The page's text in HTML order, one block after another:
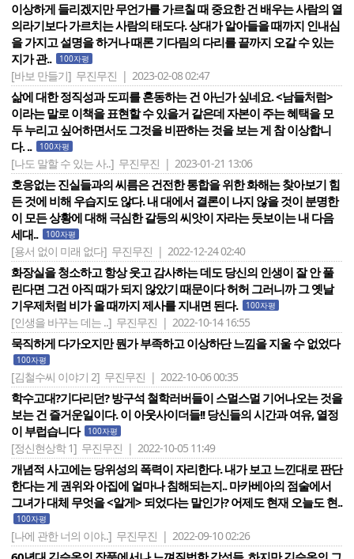
이상하게 들리겠지만 무언가를 가르칠 때 중요한 건 배우는 사람의 열
의라기보다 가르치는 사람의 태도다. 상대가 알아들을 때까지 인내심
을 가지고 설명을 하거나 때론 기다림의 다리를 끝까지 오갈 수 있는
지가 관..
100자평
[바보 만들기] 무진무진 | 2023-02-08 02:47
삶에 대한 정직성과 도피를 혼동하는 건 아닌가 싶네요. <남들처럼>
이라는 말로 이책을 표현할 수 있을거 같은데 자본이 주는 혜택을 모
두 누리고 싶어하면서도 그것을 비판하는 것을 보는 게 참 이상합니
다. ..
100자평
[나도 말할 수 있는 사..] 무진무진 | 2023-01-21 13:06
호응없는 진실들과의 씨름은 건전한 통합을 위한 화해는 찾아보기 힘
든 것에 비해 우습지도 않다. 내 대에서 결론이 나지 않을 것이 분명한
이 모든 상황에 대해 극심한 갈등의 씨앗이 자라는 듯보이는 내 다음
세대..
100자평
[용서 없이 미래 없다] 무진무진 | 2022-12-24 02:40
화장실을 청소하고 항상 웃고 감사하는 데도 당신의 인생이 잘 안 풀
린다면 그건 아직 때가 되지 않았기 때문이다 허허 그러니까 그 옛날
기우제처럼 비가 올 때까지 제사를 지내면 된다.
100자평
[인생을 바꾸는 데는 ..] 무진무진 | 2022-10-14 16:55
묵직하게 다가오지만 뭔가 부족하고 이상하단 느낌을 지울 수 없었다
100자평
[김철수씨 이야기 2] 무진무진 | 2022-10-06 00:35
학수고대?기다리던? 방구석 철학러버들이 스멀스멀 기어나오는 것을
보는 건 즐거운일이다. 이 아웃사이더들!! 당신들의 시간과 여유, 열정
이 부럽습니다
100자평
[정신현상학 1] 무진무진 | 2022-10-05 11:49
개념적 사고에는 당위성의 폭력이 자리한다. 내가 보고 느낀대로 판단
한다는 게 권위와 아집에 얼마나 침해되는지.. 마카베아의 점술에서
그녀가 대체 무엇을 <알게> 되었다는 말인가? 어제도 현재 오늘도 현..
100자평
[나에 관한 너의 이야..] 무진무진 | 2022-09-10 02:26